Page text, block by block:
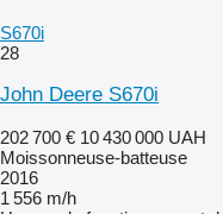
S670i
28
John Deere S670i
202 700 € 10 430 000 UAH
Moissonneuse-batteuse
2016
1 556 m/h